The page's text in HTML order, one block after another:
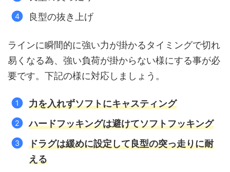
良型の抜き上げ
ラインに瞬間的に強い力が掛かるタイミングで切れ
易くなる為、強い負荷が掛からない様にする事が必
要です。下記の様に対応しましょう。
力を入れずソフトにキャスティング
ハードフッキングは避けてソフトフッキング
ドラグは緩めに設定して良型の突っ走りに耐
える